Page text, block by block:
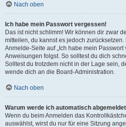
Nach oben
Ich habe mein Passwort vergessen!
Das ist nicht schlimm! Wir können dir zwar
mitteilen, du kannst es jedoch
Anmelde-Seite auf „Ich habe mein Passwort
Anweisungen folgst. So solltest du dich
Solltest du trotzdem nicht in der Lage sein,
wende dich an die Board-Administration.
Nach oben
Warum werde ich automatisch
Wenn du beim Anmelden das
auswählst, wirst du nur für eine Sitzung